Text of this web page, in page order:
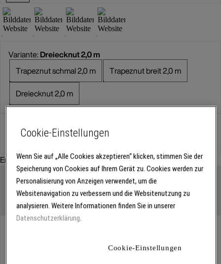
Variante:Dreiecknut 2,0 m
Trapeznut schmal 2,0 m
Trapeznut breit 2,0 m
Dreiecknut 2,0 m
Stück
Empfohlenes Zubehör:
Cookie-Einstellungen
Wenn Sie auf „Alle Cookies akzeptieren“ klicken, stimmen Sie der
Speicherung von Cookies auf Ihrem Gerät zu. Cookies werden zur
Personalisierung von Anzeigen verwendet, um die
Websitenavigation zu verbessern und die Websitenutzung zu
analysieren. Weitere Informationen finden Sie in unserer
Datenschutzerklärung.
Cookie-Einstellungen